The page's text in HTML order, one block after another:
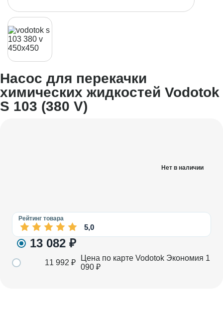
Насос для перекачки
химических жидкостей Vodotok
S 103 (380 V)
Нет в наличии
Рейтинг товара
5,0
13 082 ₽
11 992 ₽
Цена по карте Vodotok Экономия 1
090 ₽